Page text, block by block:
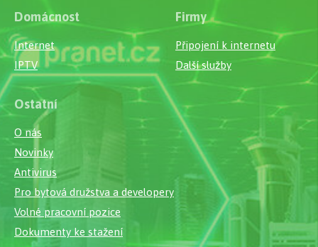
Domácnost
Internet
IPTV
Firmy
Připojení k internetu
Další služby
Ostatní
O nás
Novinky
Antivirus
Pro bytová družstva a developery
Volné pracovní pozice
Dokumenty ke stažení